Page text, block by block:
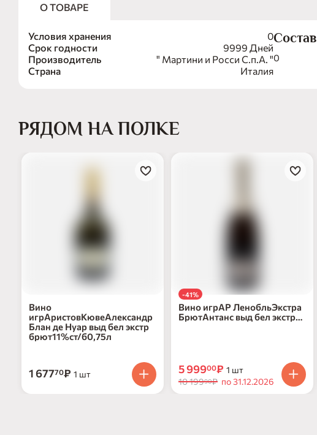
О ТОВАРЕ
Условия хранения
0
Срок годности
9999 Дней
Производитель
" Мартини и Росси С.п.А. "
Страна
Италия
Состав
0
РЯДОМ НА ПОЛКЕ
Вино
игрАристовКювеАлександр
Блан де Нуар выд бел экстр
брют11%ст/б0,75л
1 67770₽ 1 шт
-41%
Вино игрАР ЛенобльЭкстра
БрютАнтанс выд бел экстра
5 99900₽ 1 шт
10 19990₽ по 31.12.2026